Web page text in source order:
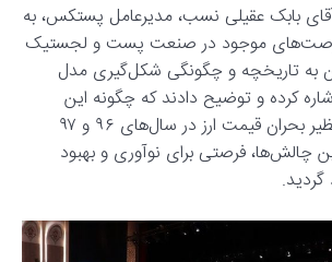
بابک عقیلی نسب، مدیرعامل پستکس، به
موجود در صنعت پست و لجستیک
به تاریخچه و چگونگی شکل‌گیری مدل
کرده و توضیح دادند که چگونه این
شرکت با مشکلاتی نظیر بحران قیمت ارز در سال‌های ۹۶ و ۹۷
چالش‌ها، فرصتی برای نوآوری و بهبود